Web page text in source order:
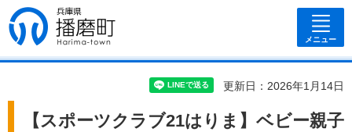
兵庫県 播磨
町
メニュー
更新日：2026年1月14日
【スポーツクラブ21はりま】ベビー親子